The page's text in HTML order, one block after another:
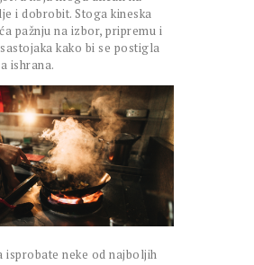
i dobrobit. Stoga kineska
pažnju na izbor, pripremu i
kako bi se postigla
ishrana.
isprobate neke od najboljih